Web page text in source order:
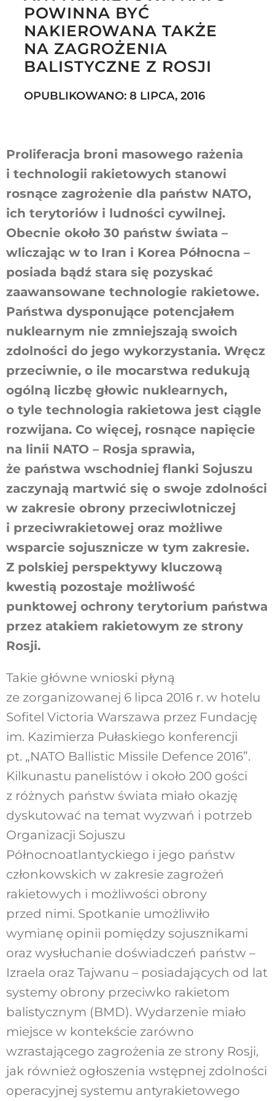
Szukaj
POWINNA BYĆ
NAKIEROWANA TAKŻE
NA ZAGROŻENIA
BALISTYCZNE Z ROSJI
OPUBLIKOWANO: 8 LIPCA, 2016
Proliferacja broni masowego rażenia
i technologii rakietowych stanowi
rosnące zagrożenie dla państw NATO,
ich terytoriów i ludności cywilnej.
Obecnie około 30 państw świata –
wliczając w to Iran i Korea Północna –
posiada bądź stara się pozyskać
zaawansowane technologie rakietowe.
Państwa dysponujące potencjałem
nuklearnym nie zmniejszają swoich
zdolności do jego wykorzystania. Wręcz
przeciwnie, o ile mocarstwa redukują
ogólną liczbę głowic nuklearnych,
o tyle technologia rakietowa jest ciągle
rozwijana. Co więcej, rosnące napięcie
na linii NATO – Rosja sprawia,
że państwa wschodniej flanki Sojuszu
zaczynają martwić się o swoje zdolności
w zakresie obrony przeciwlotniczej
i przeciwrakietowej oraz możliwe
wsparcie sojusznicze w tym zakresie.
Z polskiej perspektywy kluczową
kwestią pozostaje możliwość
punktowej ochrony terytorium państwa
przez atakiem rakietowym ze strony
Rosji.
Takie główne wnioski płyną
ze zorganizowanej 6 lipca 2016 r. w hotelu
Sofitel Victoria Warszawa przez Fundację
im. Kazimierza Pułaskiego konferencji
pt. „NATO Ballistic Missile Defence 2016”.
Kilkunastu panelistów i około 200 gości
z różnych państw świata miało okazję
dyskutować na temat wyzwań i potrzeb
Organizacji Sojuszu
Północnoatlantyckiego i jego państw
członkowskich w zakresie zagrożeń
rakietowych i możliwości obrony
przed nimi. Spotkanie umożliwiło
wymianę opinii pomiędzy sojusznikami
oraz wysłuchanie doświadczeń państw –
Izraela oraz Tajwanu – posiadających od lat
systemy obrony przeciwko rakietom
balistycznym (BMD). Wydarzenie miało
miejsce w kontekście zarówno
wzrastającego zagrożenia ze strony Rosji,
jak również ogłoszenia wstępnej zdolności
operacyjnej systemu antyrakietowego